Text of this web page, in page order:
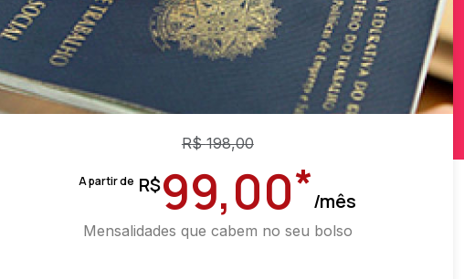
R$198,00
A partir de R$99,00*/mês
Mensalidades que cabem no seu bolso